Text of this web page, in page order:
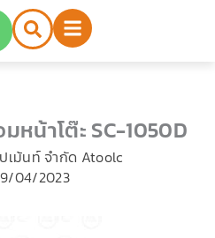
หน้าโต๊ะ SC-1050D
เม้นท์ จำกัด Atoolc
04/2023